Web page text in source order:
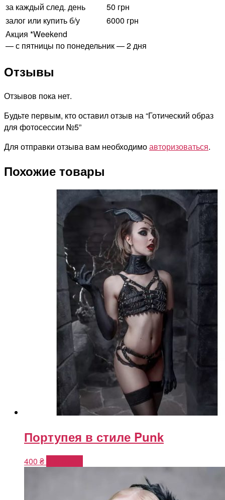
за каждый след. день
50 грн
залог или купить б/у
6000 грн
Акция *Weekend
— с пятницы по понедельник — 2 дня
Отзывы
Отзывов пока нет.
Будьте первым, кто оставил отзыв на “Готический образ
для фотосессии №5”
Для отправки отзыва вам необходимоавторизоваться.
Похожие товары
Портупея в стиле Punk
400 ₴